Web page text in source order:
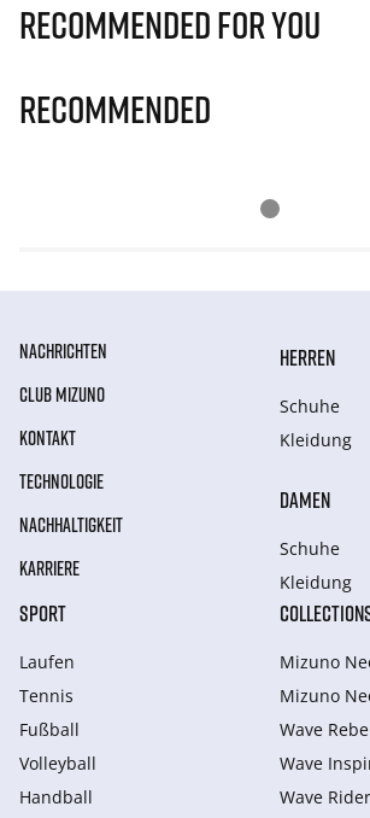
Recommended for you
Recommended
NACHRICHTEN
CLUB MIZUNO
KONTAKT
TECHNOLOGIE
NACHHALTIGKEIT
KARRIERE
HERREN
Schuhe
Kleidung
DAMEN
Schuhe
Kleidung
SPORT
Laufen
Tennis
Fußball
Volleyball
Handball
Mizuno
Mizuno
Wave
Wave
Wave Rider